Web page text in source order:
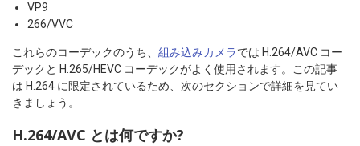
VP9
266/VVC
これらのコーデックのうち、 組み込みカメラでは H.264/AVC コー
デックと H.265/HEVC コーデックがよく使用されます。この記事
は H.264 に限定されているため、次のセクションで詳細を見てい
きましょう。
H.264/AVC とは何ですか?